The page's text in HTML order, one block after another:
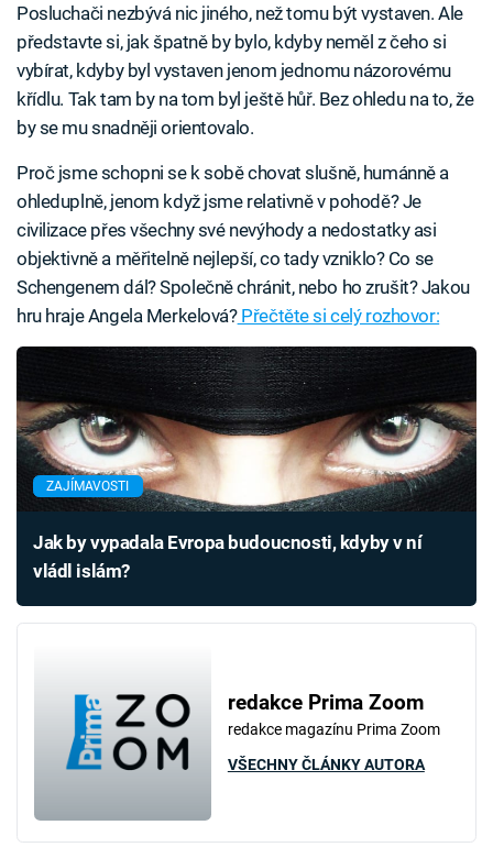
Posluchači nezbývá nic jiného, než tomu být vystaven. Ale
představte si, jak špatně by bylo, kdyby neměl z čeho si
vybírat, kdyby byl vystaven jenom jednomu názorovému
křídlu. Tak tam by na tom byl ještě hůř. Bez ohledu na to, že
by se mu snadněji orientovalo.
Proč jsme schopni se k sobě chovat slušně, humánně a
ohleduplně, jenom když jsme relativně v pohodě? Je
civilizace přes všechny své nevýhody a nedostatky asi
objektivně a měřitelně nejlepší, co tady vzniklo? Co se
Schengenem dál? Společně chránit, nebo ho zrušit? Jakou
hru hraje Angela Merkelová?Přečtěte si celý rozhovor:
ZAJÍMAVOSTI
Jak by vypadala Evropa budoucnosti, kdyby v ní
vládl islám?
redakce Prima Zoom
redakce magazínu Prima Zoom
VŠECHNY ČLÁNKY AUTORA